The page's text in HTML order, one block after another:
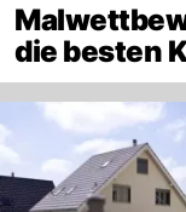
die besten